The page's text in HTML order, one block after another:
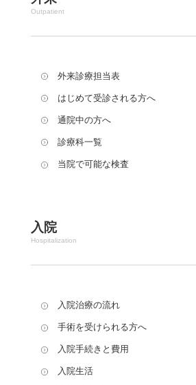
Outpatient
外来診療担当表
はじめて受診される方へ
通院中の方へ
診療科一覧
当院で可能な検査
入院
Hospitalization
入院治療の流れ
手術を受けられる方へ
入院手続きと費用
入院生活